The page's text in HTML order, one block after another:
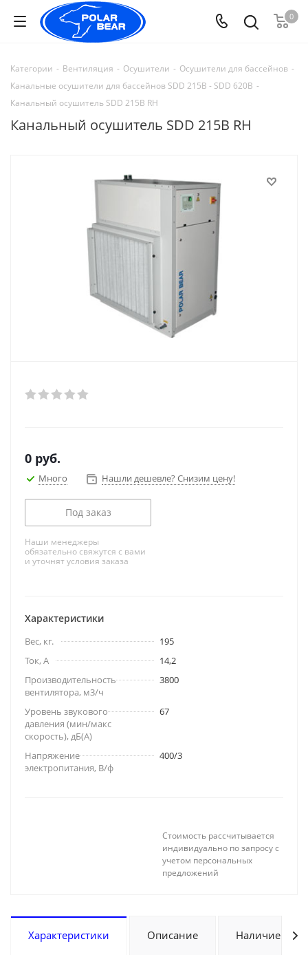
0
Категории - Вентиляция - Осушители - Осушители для бассейнов -
Канальные осушители для бассейнов SDD 215B - SDD 620B -
Канальный осушитель SDD 215B RH
Канальный осушитель SDD 215B RH
0 руб.
Много Нашли дешевле? Снизим цену!
Под заказ
Наши менеджеры
обязательно свяжутся с вами
и уточнят условия заказа
Характеристики
Вес, кг.
195
Ток, А
14,2
Производительность
вентилятора, м3/ч
3800
Уровень звукового
давления (мин/макс
скорость), дБ(A)
67
Напряжение
электропитания, В/ф
400/3
Стоимость рассчитывается
индивидуально по запросу с
учетом персональных
предложений
Характеристики Описание Наличие